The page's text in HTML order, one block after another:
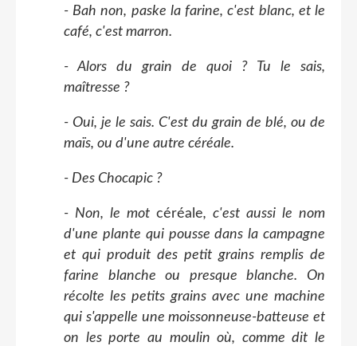
- Bah non, paske la farine, c'est blanc, et le
café, c'est marron.
- Alors du grain de quoi ? Tu le sais,
maîtresse ?
- Oui, je le sais. C'est du grain de blé, ou de
maïs, ou d'une autre céréale.
- Des Chocapic ?
- Non, le mot céréale, c'est aussi le nom
d'une plante qui pousse dans la campagne
et qui produit des petit grains remplis de
farine blanche ou presque blanche. On
récolte les petits grains avec une machine
qui s'appelle une moissonneuse-batteuse et
on les porte au moulin où, comme dit le